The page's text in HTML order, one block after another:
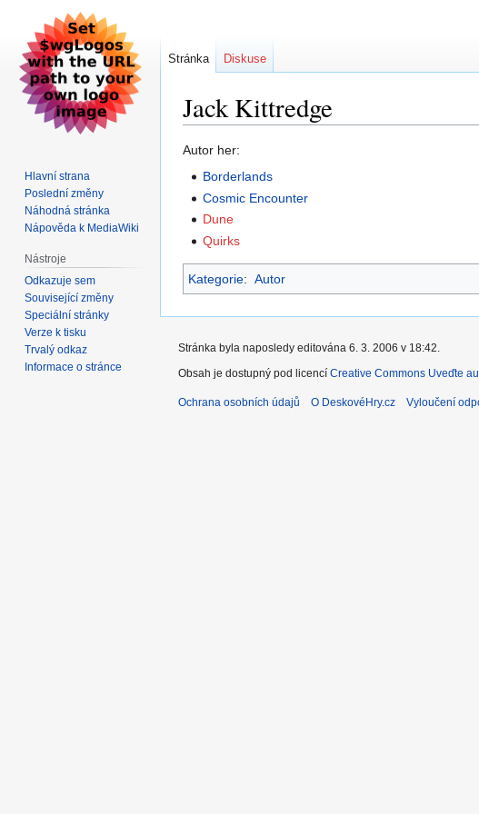
Jack Kittredge
Skočit
Skočit
Autor her:
Borderlands
Cosmic Encounter
Dune
Quirks
Kategorie: Autor
Stránka Diskuse
Hlavní strana
Poslední změny
Náhodná stránka
Nápověda k MediaWiki
Nástroje
Odkazuje sem
Související změny
Speciální stránky
Verze k tisku
Trvalý odkaz
Informace o stránce
Stránka byla naposledy editována 6. 3. 2006 v 18:42.
Obsah je dostupný pod licencí Creative Commons Uveďte
Ochrana osobních údajů O DeskovéHry.cz Vyloučení